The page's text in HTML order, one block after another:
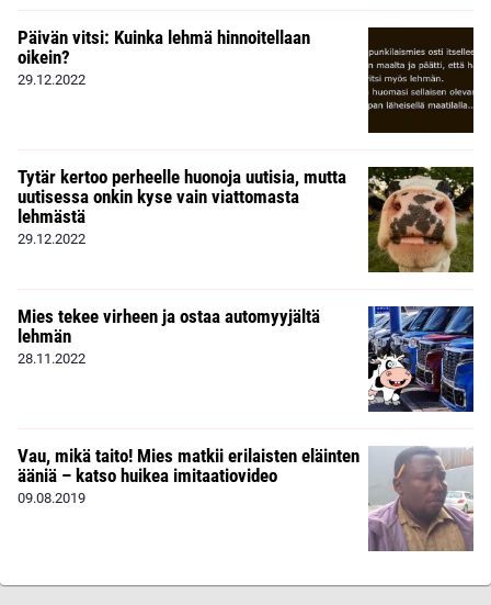
Päivän vitsi: Kuinka lehmä hinnoitellaan
oikein?
29.12.2022
Tytär kertoo perheelle huonoja uutisia, mutta
uutisessa onkin kyse vain viattomasta
lehmästä
29.12.2022
Mies tekee virheen ja ostaa automyyjältä
lehmän
28.11.2022
Vau, mikä taito! Mies matkii erilaisten eläinten
ääniä – katso huikea imitaatiovideo
09.08.2019